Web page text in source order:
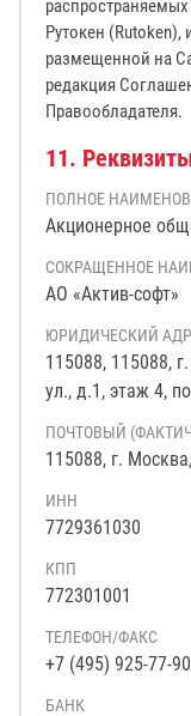
Рутокен
размещенной на
редакция
Правообладателя.
11.
ПОЛНОЕ
Акционерное
СОКРАЩЕННОЕ
АО «Актив-софт»
ЮРИДИЧЕСКИЙ
115088, 115088,
ул., д.1, этаж 4,
ПОЧТОВЫЙ
115088, г.
ИНН
7729361030
КПП
772301001
ТЕЛЕФОН/ФАКС
+7 (495) 925-77-90
БАНК